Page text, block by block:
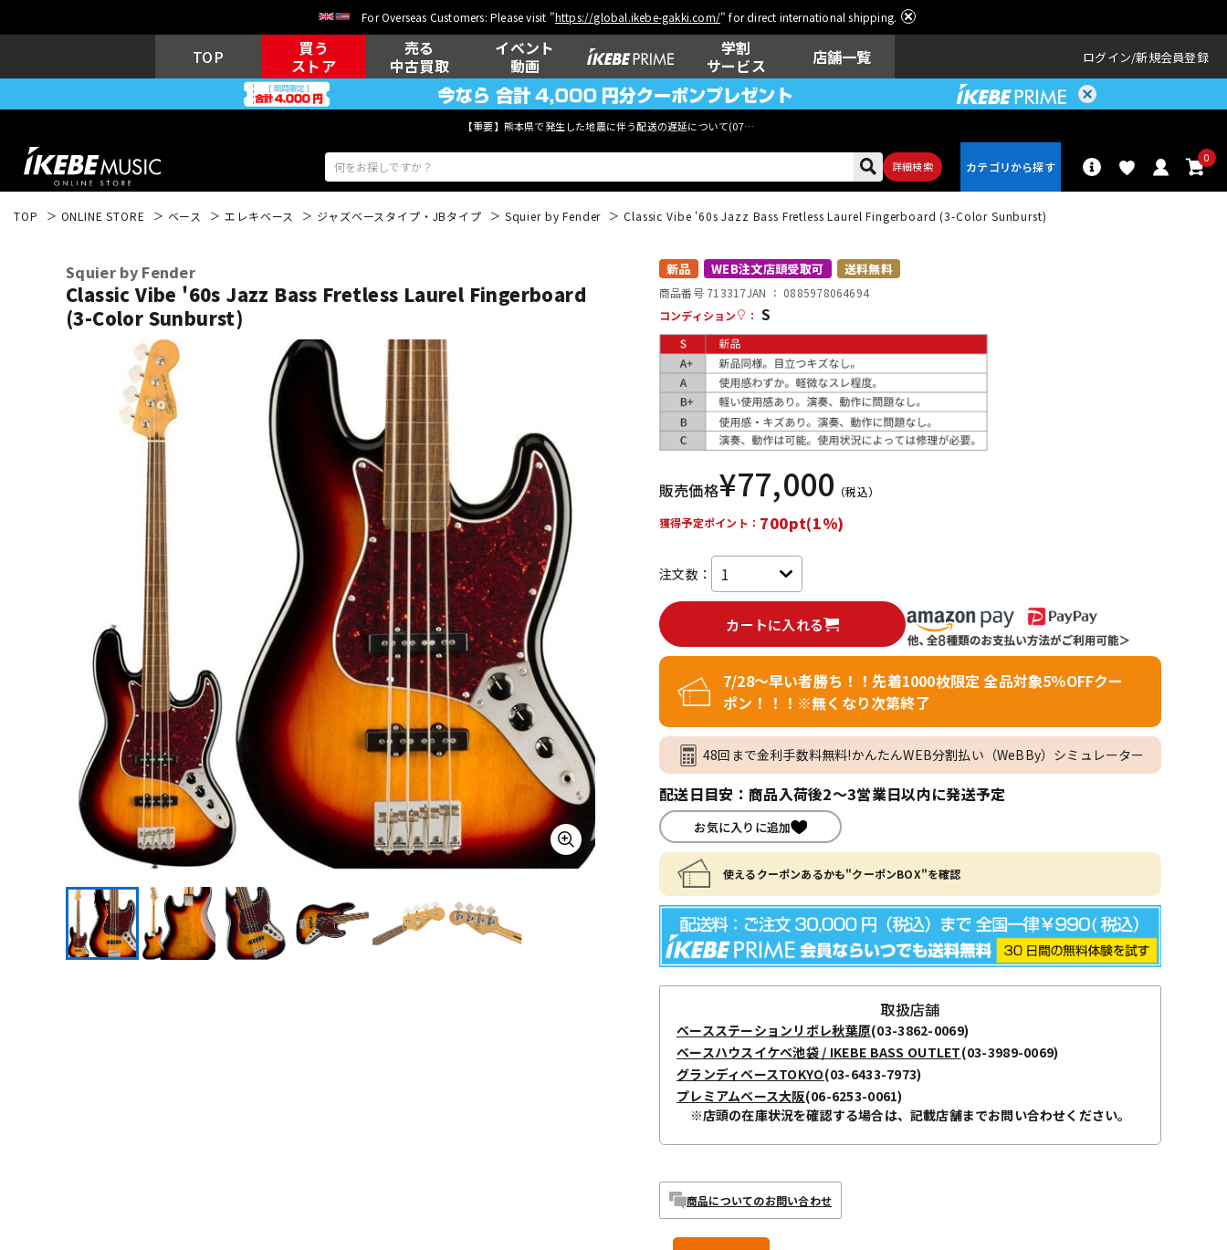
For Overseas Customers: Please visit "https://global.ikebe-gakki.com/" for direct international shipping.
TOP
買う
ストア
売る
中古買取
イベント
動画
学割
サービス
店舗一覧 ログイン 新規会員登録
【重要】熊本県で発生した地震に伴う配送の遅延について(07月29日
詳細検索
0
ウクレレ ドラム
キーボード 電子ピアノ その他楽器
DJ機器 DTM イン納品
レコーディン
グ機器
配信/ライブ
機器
中古 ヴィンテージ
TOP ONLINE STORE ベース エレキベース ジャズベースタイプ・JBタイプ Squier by Fender Classic Vibe '60s Jazz Bass Fretless Laurel Fingerboard (3-Color Sunburst)
Squier by Fender
Classic Vibe '60s Jazz Bass Fretless Laurel Fingerboard
(3-Color Sunburst)
新品 WEB注文店頭受取可 送料無料
商品番号 713317JAN ： 0885978064694
コンディション
： S
販売価格¥77,000 （税込）
獲得予定ポイント： 700pt(1%)
注文数：
カートに入れる
7/28～早い者勝ち！！先着1000枚限定 全品対象5％OFFクー
ポン！！！※無くなり次第終了
48回まで金利手数料無料!かんたんWEB分割払い（WeBBy）シミュレーター
配送日目安：商品入荷後2～3営業日以内に発送予定
お気に入りに追加
使えるクーポンあるかも"クーポンBOX"を確認
取扱店舗
ベースステーションリボレ秋葉原(03-3862-0069)
ベースハウスイケベ池袋 / IKEBE BASS OUTLET(03-3989-0069)
グランディベースTOKYO(03-6433-7973)
プレミアムベース大阪(06-6253-0061)
※店頭の在庫状況を確認する場合は、記載店舗までお問い合わせください。
商品についてのお問い合わせ